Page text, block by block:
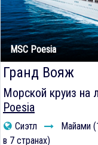
MSC Poesia
Гранд Вояж
Морской круиз на
Poesia
Сиэтл
Майами
в 7 странах)